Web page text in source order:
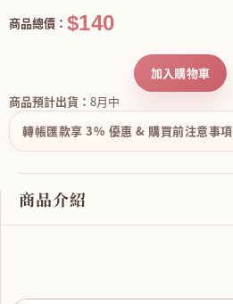
商品總價： $140
商品預計出貨： 8月中
加入購物車
轉帳匯款享 3% 優惠 & 購買前注意事項
商品介紹